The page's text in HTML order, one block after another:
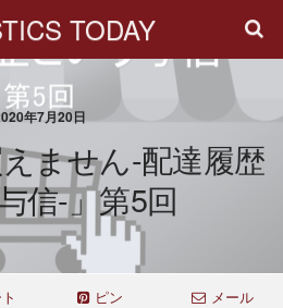
TODAY
年7月20日
えません-配達履歴
信-」第5回
ピン メール